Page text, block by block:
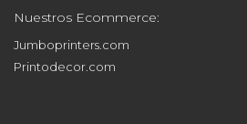
Nuestros Ecommerce:
Jumboprinters.com
Printodecor.com